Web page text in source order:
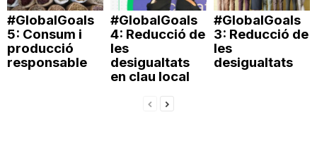
#GlobalGoals
5: Consum i
producció
responsable
#GlobalGoals
4: Reducció de
les
desigualtats
en clau local
#GlobalGoals
3: Reducció de
les
desigualtats